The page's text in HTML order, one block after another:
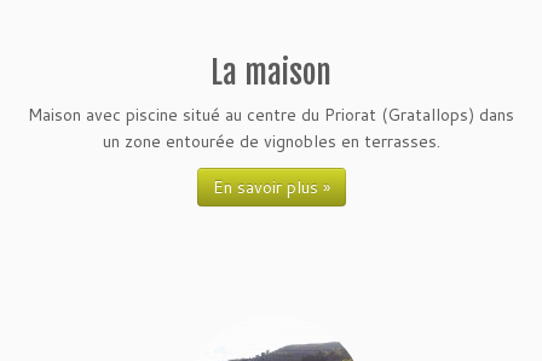
La maison
Maison avec piscine situé au centre du Priorat (Gratallops) dans
un zone entourée de vignobles en terrasses.
En savoir plus »